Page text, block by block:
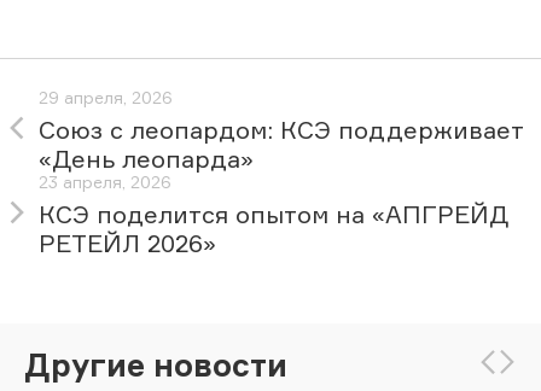
29 апреля, 2026
Союз с леопардом: КСЭ поддерживает
«День леопарда»
23 апреля, 2026
КСЭ поделится опытом на «АПГРЕЙД
РЕТЕЙЛ 2026»
Другие новости